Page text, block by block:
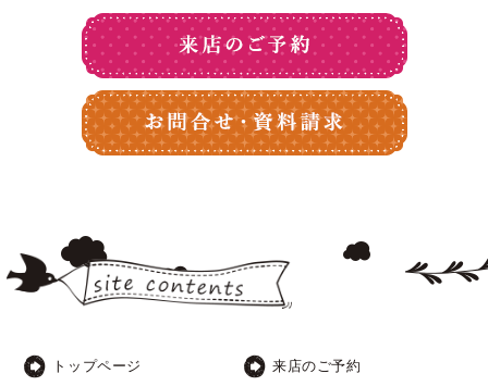
トップページ 来店のご予約